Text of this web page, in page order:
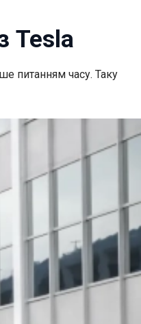
Tesla
питанням часу. Таку